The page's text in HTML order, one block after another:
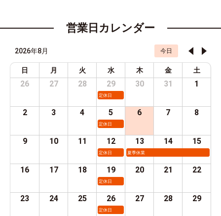
営業日カレンダー
2026年8月 今日
日 月 火 水 木 金 土
26 27 28 29
定休日
30 31 1
2 3 4 5
定休日
6 7 8
9 10 11 12
定休日
13
夏季休業
14 15
16 17 18 19
定休日
20 21 22
23 24 25 26
定休日
27 28 29